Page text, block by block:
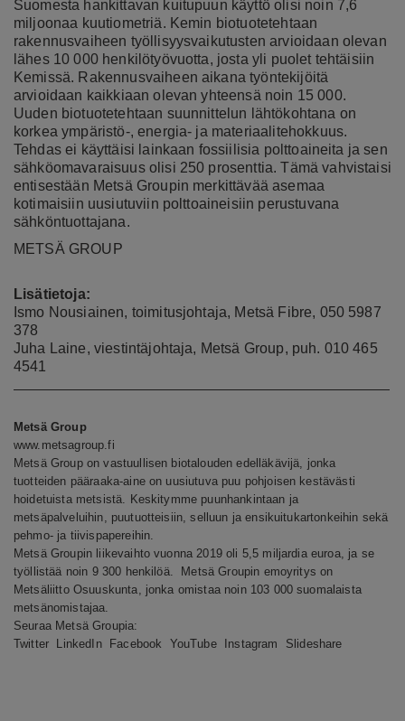
Suomesta hankittavan kuitupuun käyttö olisi noin 7,6
miljoonaa kuutiometriä. Kemin biotuotetehtaan
rakennusvaiheen työllisyysvaikutusten arvioidaan olevan
lähes 10 000 henkilötyövuotta, josta yli puolet tehtäisiin
Kemissä. Rakennusvaiheen aikana työntekijöitä
arvioidaan kaikkiaan olevan yhteensä noin 15 000.
Uuden biotuotetehtaan suunnittelun lähtökohtana on
korkea ympäristö-, energia- ja materiaalitehokkuus.
Tehdas ei käyttäisi lainkaan fossiilisia polttoaineita ja sen
sähköomavaraisuus olisi 250 prosenttia. Tämä vahvistaisi
entisestään Metsä Groupin merkittävää asemaa
kotimaisiin uusiutuviin polttoaineisiin perustuvana
sähköntuottajana.
METSÄ GROUP
Lisätietoja:
Ismo Nousiainen, toimitusjohtaja, Metsä Fibre, 050 5987
378
Juha Laine, viestintäjohtaja, Metsä Group, puh. 010 465
4541
Metsä Group
www.metsagroup.fi
Metsä Group on vastuullisen biotalouden edelläkävijä, jonka
tuotteiden pääraaka-aine on uusiutuva puu pohjoisen kestävästi
hoidetuista metsistä. Keskitymme puunhankintaan ja
metsäpalveluihin, puutuotteisiin, selluun ja ensikuitukartonkeihin sekä
pehmo- ja tiivispapereihin.
Metsä Groupin liikevaihto vuonna 2019 oli 5,5 miljardia euroa, ja se
työllistää noin 9 300 henkilöä. Metsä Groupin emoyritys on
Metsäliitto Osuuskunta, jonka omistaa noin 103 000 suomalaista
metsänomistajaa.
Seuraa Metsä Groupia:
Twitter
LinkedIn Facebook YouTube Instagram Slideshare